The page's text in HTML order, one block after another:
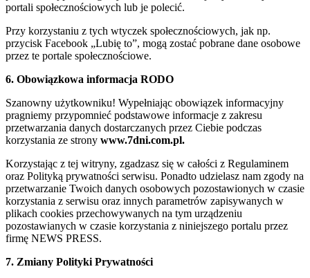
portali społecznościowych lub je polecić.
Przy korzystaniu z tych wtyczek społecznościowych, jak np.
przycisk Facebook „Lubię to”, mogą zostać pobrane dane osobowe
przez te portale społecznościowe.
6. Obowiązkowa informacja RODO
Szanowny użytkowniku! Wypełniając obowiązek informacyjny
pragniemy przypomnieć podstawowe informacje z zakresu
przetwarzania danych dostarczanych przez Ciebie podczas
korzystania ze strony www.7dni.com.pl.
Korzystając z tej witryny, zgadzasz się w całości z Regulaminem
oraz Polityką prywatności serwisu. Ponadto udzielasz nam zgody na
przetwarzanie Twoich danych osobowych pozostawionych w czasie
korzystania z serwisu oraz innych parametrów zapisywanych w
plikach cookies przechowywanych na tym urządzeniu
pozostawianych w czasie korzystania z niniejszego portalu przez
firmę NEWS PRESS.
7. Zmiany Polityki Prywatności